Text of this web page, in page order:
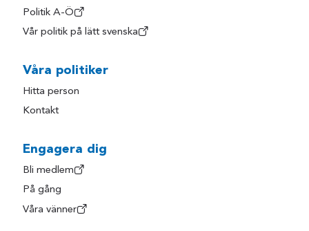
Politik A-Ö
Vår politik på lätt svenska
Våra politiker
Hitta person
Kontakt
Engagera dig
Bli medlem
På gång
Våra vänner